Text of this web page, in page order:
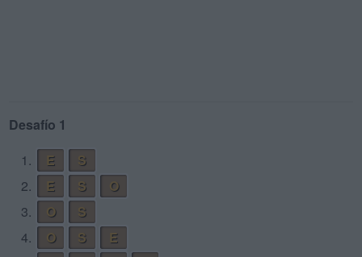
Desafío 1
1.
E
S
2.
E S
O
3.
O
S
4.
O S
E